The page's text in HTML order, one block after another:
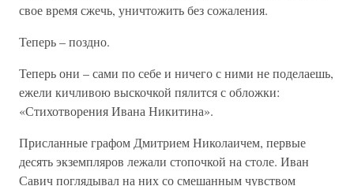
свое время сжечь, уничтожить без сожаления.
Теперь – поздно.
Теперь они – сами по себе и ничего с ними не поделаешь,
ежели кичливою выскочкой пялится с обложки:
«Стихотворения Ивана Никитина».
Присланные графом Дмитрием Николаичем, первые
десять экземпляров лежали стопочкой на столе. Иван
Савич поглядывал на них со смешанным чувством